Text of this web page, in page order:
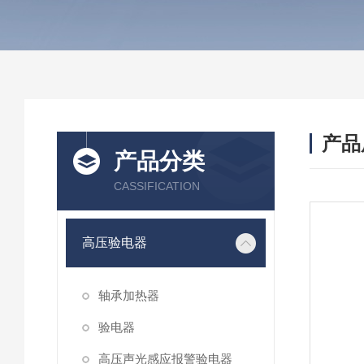
产品分类
CASSIFICATION
高压验电器
轴承加热器
验电器
高压声光感应报警验电器
产